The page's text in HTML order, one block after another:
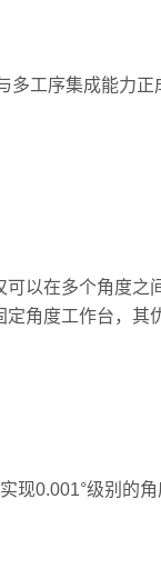
工序集成能力正
在多个角度之
角度工作台，其
0.001°级别的角